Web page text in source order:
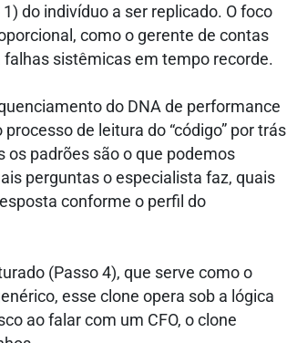
do indivíduo a ser replicado. O foco
como o gerente de contas
sistêmicas em tempo recorde.
do DNA de performance
de leitura do “código” por trás
os padrões são o que podemos
perguntas o especialista faz, quais
conforme o perfil do
(Passo 4), que serve como o
esse clone opera sob a lógica
ao falar com um CFO, o clone